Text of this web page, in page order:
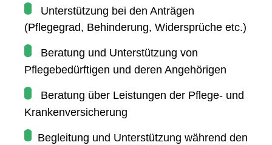
Unterstützung bei den Anträgen
(Pflegegrad, Behinderung, Widersprüche etc.)
Beratung und Unterstützung von
Pflegebedürftigen und deren Angehörigen
Beratung über Leistungen der Pflege- und
Krankenversicherung
Begleitung und Unterstützung während den